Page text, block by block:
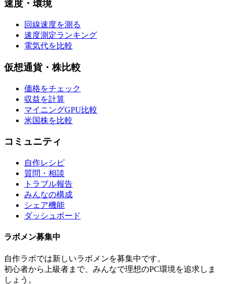
速度・環境
回線速度を測る
速度測定ランキング
電気代を比較
仮想通貨・株比較
価格をチェック
収益を計算
マイニングGPU比較
米国株を比較
コミュニティ
自作レシピ
質問・相談
トラブル報告
みんなの構成
シェア機能
ダッシュボード
ラボメン募集中
自作ラボでは新しいラボメンを募集中です。
初心者から上級者まで、みんなで理想のPC環境を追求しま
しょう。